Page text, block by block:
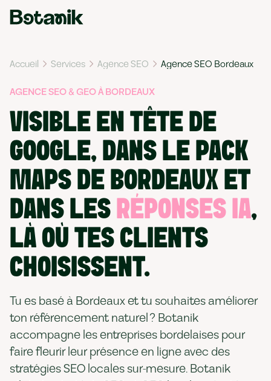
Accueil Services Agence SEO Agence SEO Bordeaux
AGENCE SEO & GEO À BORDEAUX
VISIBLE EN TÊTE DE
GOOGLE, DANS LE PACK
MAPS DE BORDEAUX ET
DANS LES RÉPONSES IA,
LÀ OÙ TES CLIENTS
CHOISISSENT.
Tu es basé à Bordeaux et tu souhaites améliorer
ton référencement naturel ? Botanik
accompagne les entreprises bordelaises pour
faire fleurir leur présence en ligne avec des
stratégies SEO locales sur-mesure. Botanik